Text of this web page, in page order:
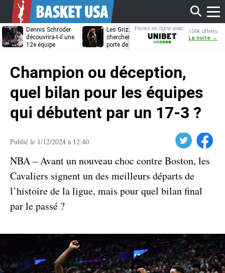
Dennis Schröder
découvrira-t-il une
12e équipe
Les Grizzlies
cherchent déjà une
porte de sortie
Dwane Casey
bientôt coach
Pariez en ligne avec
Unibet
100€ offerts
La suite →
Champion ou déception,
quel bilan pour les équipes
qui débutent par un 17-3 ?
Publié le 1/12/2024 à 12:40 Facebook
NBA – Avant un nouveau choc contre Boston, les
Cavaliers signent un des meilleurs départs de
l’histoire de la ligue, mais pour quel bilan final
par le passé ?